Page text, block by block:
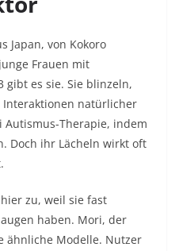
Japan, von Kokoro
Frauen mit
gibt es sie. Sie blinzeln,
Interaktionen natürlicher
Therapie, indem
Doch ihr Lächeln wirkt oft
zu, weil sie fast
haben. Mori, der
ähnliche Modelle. Nutzer